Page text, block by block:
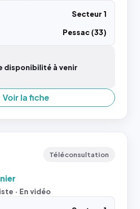
Secteur 1
Pessac (33)
disponibilité à venir
Voir la fiche
Téléconsultation
· En vidéo